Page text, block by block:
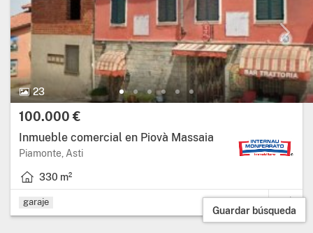
23
23 Fotos.
Precio:
100.000 €
Inmueble comercial en Piovà Massaia
Piamonte, AstiRegión: Piamonte, provincia: Asti.
330 m²
Superficie útil: 330 metros cuadrados.
garaje
Guardar búsqueda